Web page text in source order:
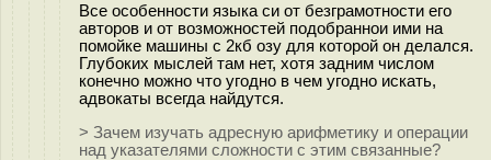
Все особенности языка си от безграмотности его
авторов и от возможностей подобраннои ими на
помойке машины с 2кб озу для которой он делался.
Глубоких мыслей там нет, хотя задним числом
конечно можно что угодно в чем угодно искать,
адвокаты всегда найдутся.
> Зачем изучать адресную арифметику и операции
над указателями сложности с этим связанные?